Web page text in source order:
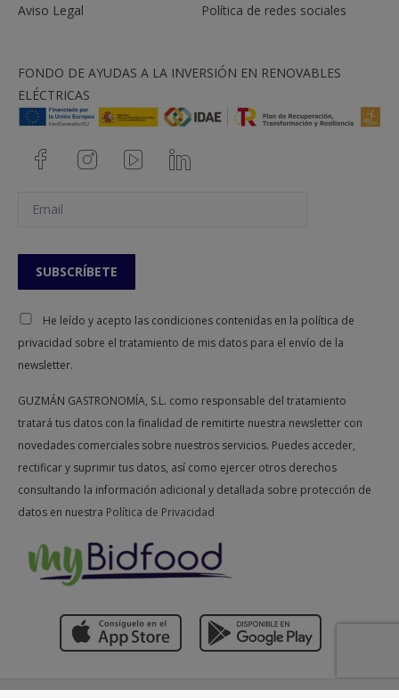
Aviso Legal
Política de redes sociales
FONDO DE AYUDAS A LA INVERSIÓN EN RENOVABLES
ELÉCTRICAS
He leído y acepto las condiciones contenidas en la política de
privacidad sobre el tratamiento de mis datos para el envío de la
newsletter.
GUZMÁN GASTRONOMÍA, S.L. como responsable del tratamiento
tratará tus datos con la finalidad de remitirte nuestra newsletter con
novedades comerciales sobre nuestros servicios. Puedes acceder,
rectificar y suprimir tus datos, así como ejercer otros derechos
consultando la información adicional y detallada sobre protección de
datos en nuestra Política de Privacidad